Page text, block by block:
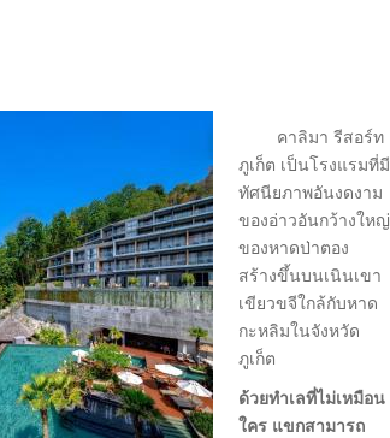
คาลิมา รีสอร์ท
ภูเก็ต เป็นโรงแรมที่มี
ทัศนียภาพอันงดงาม
ของอ่าวอันกว้างใหญ่
ของหาดป่าตอง
สร้างขึ้นบนเนินเขา
เขียวขจีใกล้กับหาด
กะหลิมในจังหวัด
ภูเก็ต
ด้วยทำเลที่ไม่เหมือน
ใคร แขกสามารถ